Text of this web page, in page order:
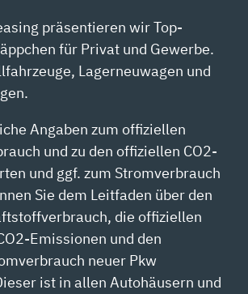
präsentieren wir Top-
für Privat und Gewerbe.
Lagerneuwagen und
Angaben zum offiziellen
und zu den offiziellen CO2-
und ggf. zum Stromverbrauch
Sie dem Leitfaden über den
die offiziellen
Emissionen und den
neuer Pkw
ist in allen Autohäusern und